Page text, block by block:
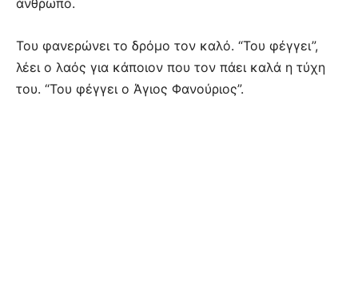
άνθρωπο.
Του φανερώνει το δρόμο τον καλό. “Του φέγγει”,
λέει ο λαός για κάποιον που τον πάει καλά η τύχη
του. “Του φέγγει ο Άγιος Φανούριος”.